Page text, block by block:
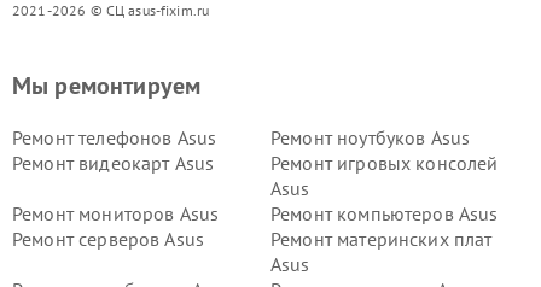
2021-2026 © СЦ asus-fixim.ru
Мы ремонтируем
Ремонт телефонов Asus
Ремонт ноутбуков Asus
Ремонт видеокарт Asus
Ремонт игровых консолей
Asus
Ремонт мониторов Asus
Ремонт компьютеров Asus
Ремонт серверов Asus
Ремонт материнских плат
Asus